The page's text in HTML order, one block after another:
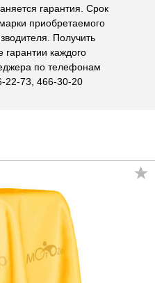
гарантия. Срок
приобретаемого
Получить
каждого
по телефонам
22-73, 466-30-20